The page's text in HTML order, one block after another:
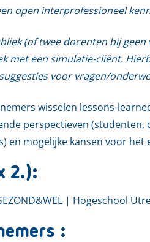
open interprofessioneel
(of twee docenten bij
met een simulatie-cliënt.
voor vragen/
wisselen lessons-
perspectieven (studenten,
en mogelijke kansen voor het
2.):
| Hogeschool
: